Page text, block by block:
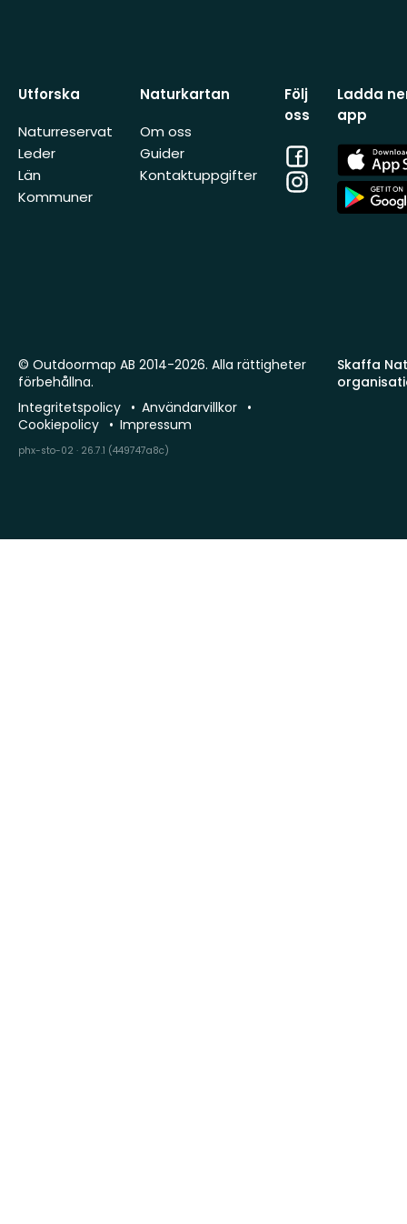
Utforska
Naturreservat
Leder
Län
Kommuner
Naturkartan
Om oss
Guider
Kontaktuppgifter
Följ
oss
Facebook
Instagram
Ladda
app
App
Store
App
Store
Skaffa
© Outdoormap AB 2014-2026. Alla rättigheter
förbehållna.
Integritetspolicy
Användarvillkor
Cookiepolicy
Impressum
phx-sto-02 · 26.7.1 (449747a8c)